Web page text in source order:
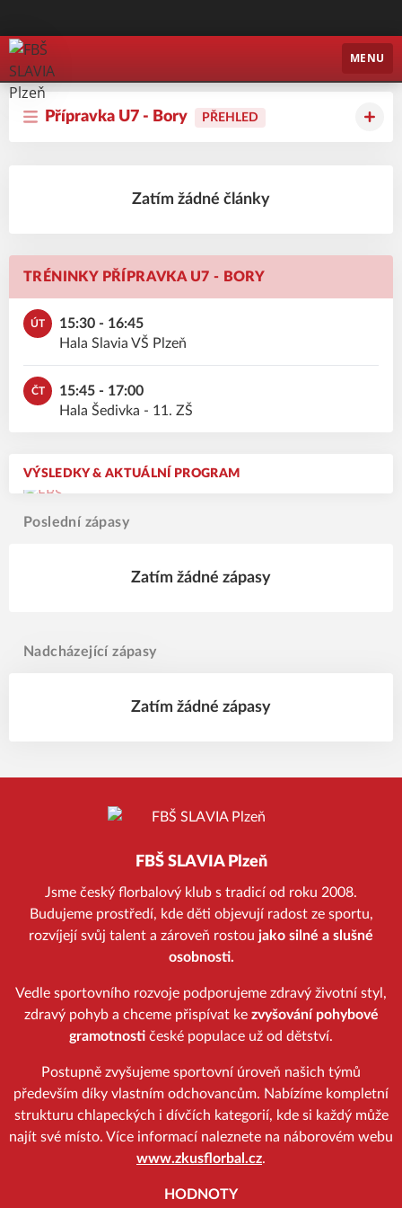
FBŠ SLAVIA Plzeň
MENU
Přípravka U7 - Bory PŘEHLED
Zatím žádné články
TRÉNINKY PŘÍPRAVKA U7 - BORY
ÚT
15:30 - 16:45
Hala Slavia VŠ Plzeň
ČT
15:45 - 17:00
Hala Šedivka - 11. ZŠ
VÝSLEDKY & AKTUÁLNÍ PROGRAM
Poslední zápasy
Zatím žádné zápasy
Nadcházející zápasy
Zatím žádné zápasy
FBŠ SLAVIA Plzeň
Jsme český florbalový klub s tradicí od roku 2008.
Budujeme prostředí, kde děti objevují radost ze sportu,
rozvíjejí svůj talent a zároveň rostou jako silné a slušné
osobnosti.
Vedle sportovního rozvoje podporujeme zdravý životní styl,
zdravý pohyb a chceme přispívat kezvyšování pohybové
gramotnosti české populace už od dětství.
Postupně zvyšujeme sportovní úroveň našich týmů
především díky vlastním odchovancům. Nabízíme kompletní
strukturu chlapeckých i dívčích kategorií, kde si každý může
najít své místo. Více informací naleznete na náborovém webu
www.zkusflorbal.cz.
HODNOTY